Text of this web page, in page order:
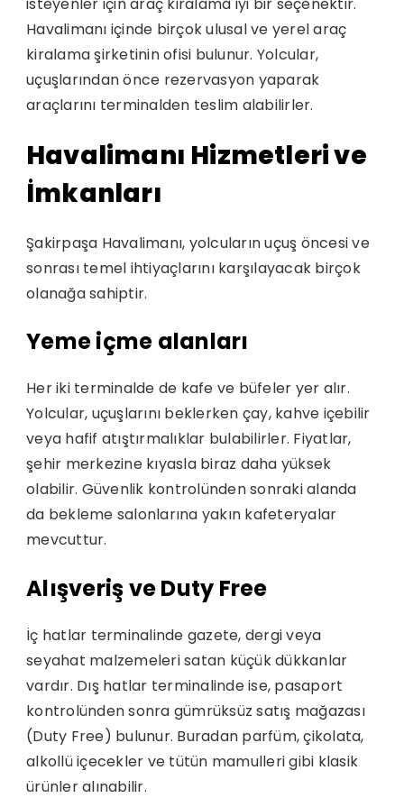
Havalimanı içinde birçok ulusal ve yerel araç
kiralama şirketinin ofisi bulunur. Yolcular,
uçuşlarından önce rezervasyon yaparak
araçlarını terminalden teslim alabilirler.
Havalimanı Hizmetleri ve
İmkanları
Şakirpaşa Havalimanı, yolcuların uçuş öncesi ve
sonrası temel ihtiyaçlarını karşılayacak birçok
olanağa sahiptir.
Yeme içme alanları
Her iki terminalde de kafe ve büfeler yer alır.
Yolcular, uçuşlarını beklerken çay, kahve içebilir
veya hafif atıştırmalıklar bulabilirler. Fiyatlar,
şehir merkezine kıyasla biraz daha yüksek
olabilir. Güvenlik kontrolünden sonraki alanda
da bekleme salonlarına yakın kafeteryalar
mevcuttur.
Alışveriş ve Duty Free
İç hatlar terminalinde gazete, dergi veya
seyahat malzemeleri satan küçük dükkanlar
vardır. Dış hatlar terminalinde ise, pasaport
kontrolünden sonra gümrüksüz satış mağazası
(Duty Free) bulunur. Buradan parfüm, çikolata,
alkollü içecekler ve tütün mamulleri gibi klasik
ürünler alınabilir.